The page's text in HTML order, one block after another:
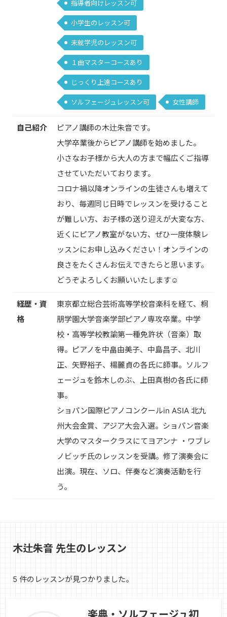
指導者向けレッスン可
小学生のレッスン可
未就学児のレッスン可
１曲マスターコースあり
じっくり上達コースあり
ソルフェージュレッスン可 女性講師
自己紹介
ピアノ講師の木辻朱音です。
大学卒業後からピアノ講師を始めました。
小さなお子様から大人の方まで幅広くご指導
させていただいております。
コロナ禍以降オンラインの生徒さんも増えて
おり、毎週同じ日時でレッスンを受けること
が難しい方、お子様の送り迎えが大変な方、
近くにピアノ教室がない方、ぜひ一度体験レ
ッスンにお申し込みください！オンラインの
良さをたくさんお伝えできたらと思います。
どうぞよろしくお願いいたします☺️
経歴・資
格
東京都立総合芸術高等学校音楽科を経て、桐
朋学園大学音楽学部ピアノ専攻卒業。中学
校・高等学校教諭第一種免許状（音楽）取
得。ピアノを中畠由美子、中島昌子、北川
正、矢野裕子、楊麗貞の各氏に師事。ソルフ
ェージュを鈴木しのぶ、上田真樹の各氏に師
事。
ショパン国際ピアノコンクールin ASIA 北九
州大会金賞、アジア大会入選。ショパン音楽
大学のマスタークラスにてヨアンナ ・ワブレ
ノビッチ氏のレッスンを受講。修了演奏会に
出演。現在、ソロ、伴奏など演奏活動を行
う。
木辻朱音 先生のレッスン
5 件のレッスンが見つかりました。
楽典・ソルフェージュ初